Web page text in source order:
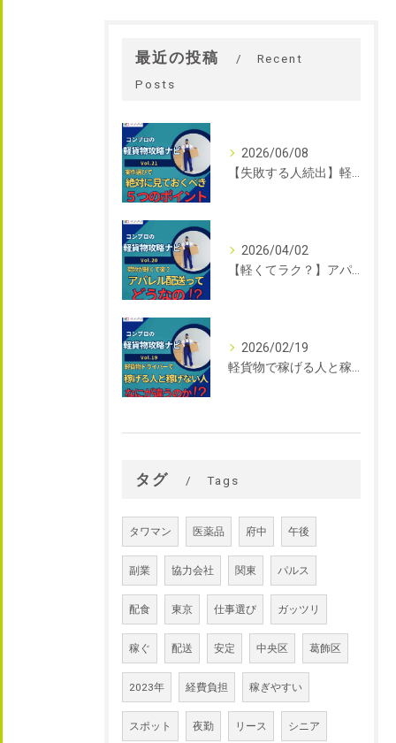
最近の投稿
Recent
Posts
2026/06/08
【失敗する人続出】軽貨物の案件選びで絶対に見ておくべき5つのポイント｜軽貨物攻略ナビVol.21｜東京を中心に関東エリアの軽貨物はコンプロ
2026/04/02
【軽くてラク？】アパレル配送って実際どうなの？未経験でも始めやすい軽貨物案件を解説｜軽貨物攻略ナビVol.20｜東京を中心に関東エリアの軽貨物はコンプロ
2026/02/19
軽貨物で稼げる人と稼げない人の違い｜軽貨物攻略ナビVol.19｜東京を中心に関東エリアの軽貨物はコンプロ
タグ Tags
タワマン 医薬品 府中 午後
副業 協力会社 関東 パルス
配食 東京 仕事選び ガッツリ
稼ぐ 配送 安定 中央区 葛飾区
2023年 経費負担 稼ぎやすい
スポット 夜勤 リース シニア